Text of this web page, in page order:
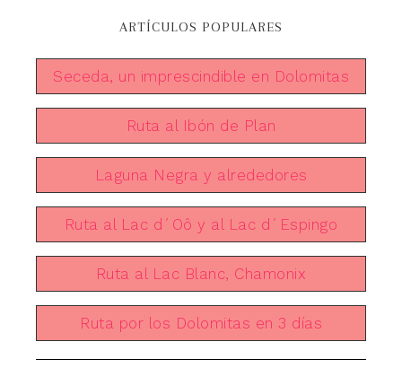
ARTÍCULOS POPULARES
Seceda, un imprescindible en Dolomitas
Ruta al Ibón de Plan
Laguna Negra y alrededores
Ruta al Lac d´Oô y al Lac d´Espingo
Ruta al Lac Blanc, Chamonix
Ruta por los Dolomitas en 3 días